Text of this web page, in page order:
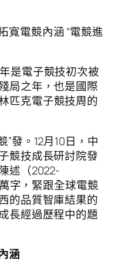
寬電競內涵 “電競進
是電子競技初次被
局之年，也是國際
匹克電子競技周的
”發。12月10日，中
競技成長研討院發
述（2022-
字，緊跟全球電競
的品質智庫結果的
長經過歷程中的題
涵